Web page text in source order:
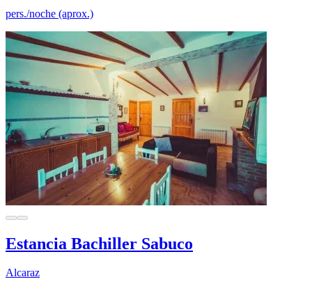
pers./noche (aprox.)
Estancia Bachiller Sabuco
Alcaraz